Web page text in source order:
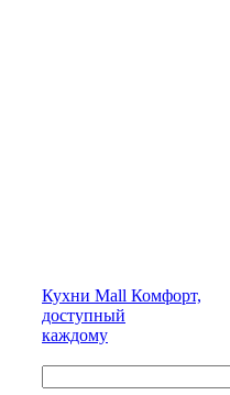
Кухни Mall Комфорт,
доступный
каждому